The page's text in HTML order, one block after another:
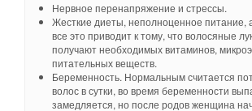
Нервное перенапряжение и стрессы.
Жесткие диеты, неполноценное питание,
все это приводит к тому, что волосяные
получают необходимых витаминов,
питательных веществ.
Беременность. Нормальным считается
волос в сутки, во время беременности
замедляется, но после родов женщина